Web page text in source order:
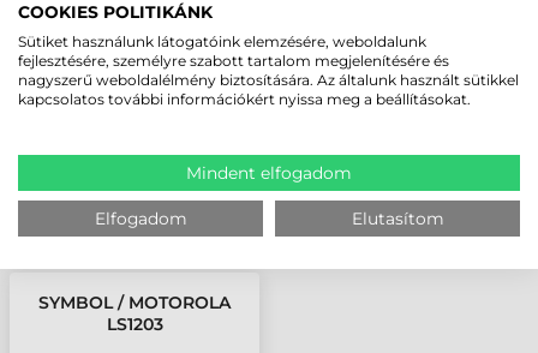
MEGBÍZHAT BENNÜNK! ISMERJE MEG
VÁSÁRLÓINK VÉLEMÉNYÉT
KÖVESSE BE YOUTUBE CSATORNÁNKAT!
LEGUTÓBB MEGTEKINTETT TERMÉKEK
SYMBOL / MOTOROLA
LS1203
COOKIES POLITIKÁNK
Sütiket használunk látogatóink elemzésére, weboldalunk
fejlesztésére, személyre szabott tartalom megjelenítésére és
nagyszerű weboldalélmény biztosítására. Az általunk használt sütikkel
kapcsolatos további információkért nyissa meg a beállításokat.
Mindent elfogadom
Elfogadom Elutasítom